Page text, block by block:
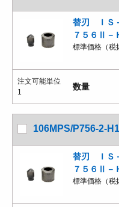
替刃 ＩＳ
７５６Ⅱ－
標準価格（税
注文可能単位
1
数量
106MPS/P756-2-
替刃 ＩＳ
７５６Ⅱ－
標準価格（税